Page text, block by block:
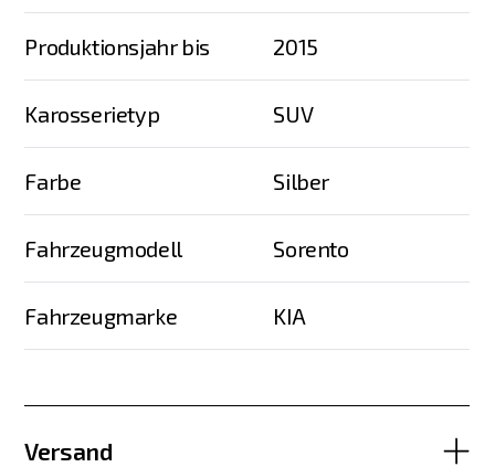
Produktionsjahr bis 2015
Karosserietyp SUV
Farbe Silber
Fahrzeugmodell Sorento
Fahrzeugmarke KIA
Versand